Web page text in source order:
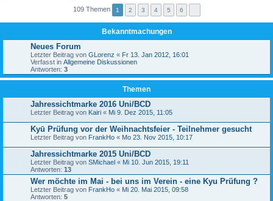
109 Themen 1 2 3 4 5 6
Bekanntmachungen
Neues Forum
Letzter Beitrag von GLorenz « Fr 13. Jan 2012, 16:01
Verfasst in Allgemeine Diskussionen
Antworten: 3
Themen
Jahressichtmarke 2016 Uni/BCD
Letzter Beitrag von Kairi « Mi 9. Dez 2015, 11:05
Kyū Prüfung vor der Weihnachtsfeier - Teilnehmer gesucht
Letzter Beitrag von FrankHo « Mo 23. Nov 2015, 10:17
Jahressichtmarke 2015 Uni/BCD
Letzter Beitrag von SMichael « Mi 10. Jun 2015, 19:11
Antworten: 13
Wer möchte im Mai - bei uns im Verein - eine Kyu Prüfung ?
Letzter Beitrag von FrankHo « Mi 20. Mai 2015, 09:58
Antworten: 5